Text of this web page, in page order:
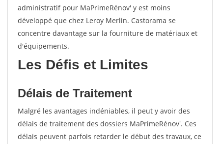
administratif pour MaPrimeRénov' y est moins
développé que chez Leroy Merlin. Castorama se
concentre davantage sur la fourniture de matériaux et
d'équipements.
Les Défis et Limites
Délais de Traitement
Malgré les avantages indéniables, il peut y avoir des
délais de traitement des dossiers MaPrimeRénov'. Ces
délais peuvent parfois retarder le début des travaux, ce